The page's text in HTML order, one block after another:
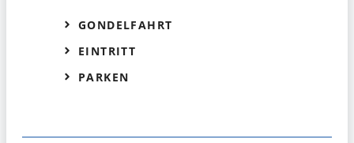
GONDELFAHRT
EINTRITT
PARKEN